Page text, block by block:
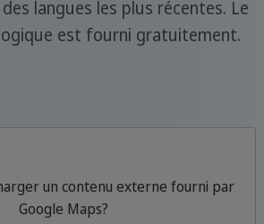
langues les plus récentes. Le
est fourni gratuitement.
un contenu externe fourni par
Google Maps?